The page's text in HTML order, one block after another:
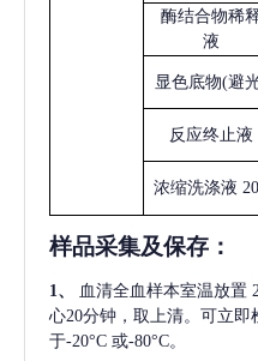
酶结合物稀
液
显色底物(避
反应终止液
浓缩洗涤液
样品采集及保存 ：
1、 血清全血样本室温放置
心20分钟，取上清。可立
于-20°C 或-80°C。